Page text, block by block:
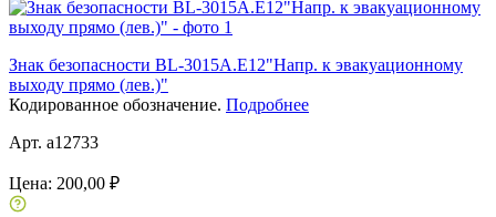
Знак безопасности BL-3015A.E12"Напр. к эвакуационному
выходу прямо (лев.)"
Кодированное обозначение. Подробнее
Арт. a12733
Цена: 200,00 ₽